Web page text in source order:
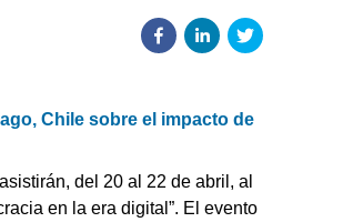
Chile sobre el impacto de
del 20 al 22 de abril, al
en la era digital”. El evento